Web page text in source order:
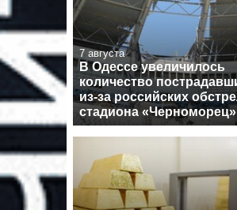
7 августа
В Одессе увеличилось
количество
из-за российских
стадиона «Черноморец»